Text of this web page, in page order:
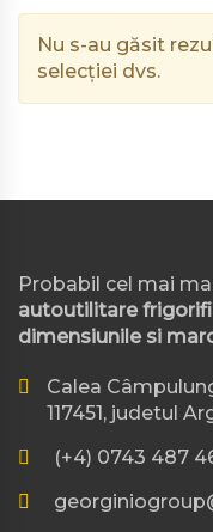
Nu s-au găsit
selecției dvs.
Probabil cel mai
autoutilitare
dimensiunile si
Calea
117451, judetul
(+4) 0743 487